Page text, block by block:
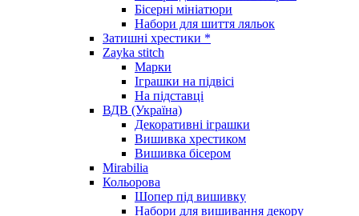
Бісерні мініатюри
Набори для шиття ляльок
Затишні хрестики *
Zayka stitch
Марки
Іграшки на підвісі
На підставці
ВДВ (Україна)
Декоративні іграшки
Вишивка хрестиком
Вишивка бісером
Mirabilia
Кольорова
Шопер під вишивку
Набори для вишивання декору